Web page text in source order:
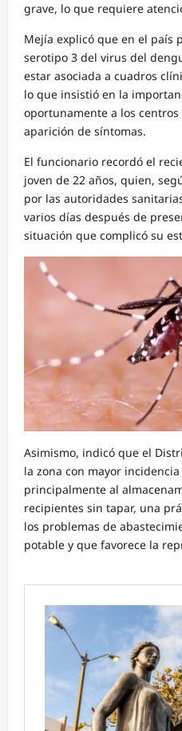
grave, lo que requiere
Mejía explicó que en el país
serotipo 3 del virus del
estar asociada a cuadros
lo que insistió en la
oportunamente a los
aparición de síntomas.
El funcionario recordó el
joven de 22 años, quien,
por las autoridades
varios días después de
situación que complicó su
Asimismo, indicó que el
la zona con mayor
principalmente al
recipientes sin tapar, una
los problemas de
potable y que favorece la